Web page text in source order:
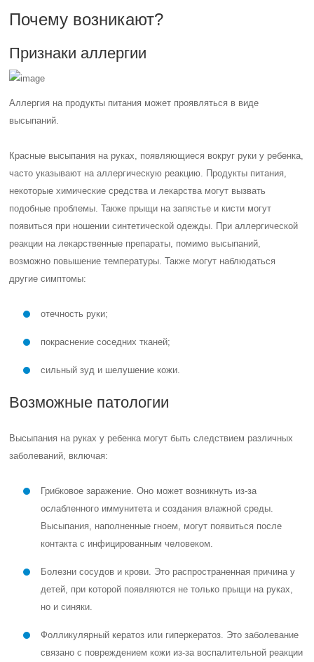
Почему возникают?
Признаки аллергии
Аллергия на продукты питания может проявляться в виде
высыпаний.
Красные высыпания на руках, появляющиеся вокруг руки у ребенка,
часто указывают на аллергическую реакцию. Продукты питания,
некоторые химические средства и лекарства могут вызвать
подобные проблемы. Также прыщи на запястье и кисти могут
появиться при ношении синтетической одежды. При аллергической
реакции на лекарственные препараты, помимо высыпаний,
возможно повышение температуры. Также могут наблюдаться
другие симптомы:
отечность руки;
покраснение соседних тканей;
сильный зуд и шелушение кожи.
Возможные патологии
Высыпания на руках у ребенка могут быть следствием различных
заболеваний, включая:
Грибковое заражение. Оно может возникнуть из-за
ослабленного иммунитета и создания влажной среды.
Высыпания, наполненные гноем, могут появиться после
контакта с инфицированным человеком.
Болезни сосудов и крови. Это распространенная причина у
детей, при которой появляются не только прыщи на руках,
но и синяки.
Фолликулярный кератоз или гиперкератоз. Это заболевание
связано с повреждением кожи из-за воспалительной реакции